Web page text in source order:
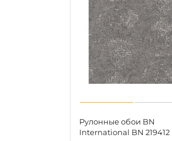
Рулонные обои BN
International BN 219412